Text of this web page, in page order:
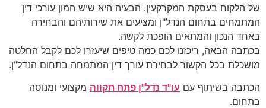
של הלקוח בעסקת המקרקעין. הבעיה היא שיש המון עורכי דין
המתמחים בתחום הנדל"ן ומציעים את שירותיהם והבחירה
באחד הנכון והמתאים הופכת לקשה.
בכתבה הבאה, ריכזנו לכם כמה טיפים שיעזרו לכם לקבל החלטה
מושכלת בכל הקשור לבחירת עורך דין המתמחה בתחום הנדל"ן.
הכתבה בשיתוף עם עו"ד נדל"ן פתח תקווה מקצועי ומנוסה
בתחום.